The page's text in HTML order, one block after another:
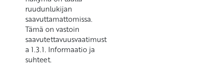
ruudunlukijan
saavuttamattomissa.
Tämä on vastoin
saavutettavuusvaatimust
a 1.3.1. Informaatio ja
suhteet.